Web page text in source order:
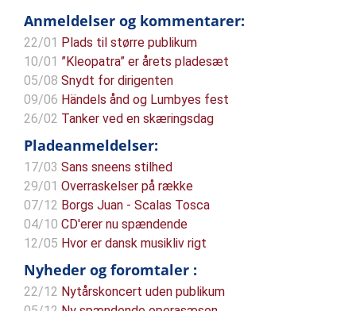
Anmeldelser og kommentarer:
22/01 Plads til større publikum
10/01 ”Kleopatra” er årets pladesæt
05/08 Snydt for dirigenten
09/06 Händels ånd og Lumbyes fest
26/02 Tanker ved en skæringsdag
Pladeanmeldelser:
17/03 Sans sneens stilhed
29/01 Overraskelser på række
07/12 Borgs Juan - Scalas Tosca
04/10 CD'erer nu spændende
12/05 Hvor er dansk musikliv rigt
Nyheder og foromtaler :
22/12 Nytårskoncert uden publikum